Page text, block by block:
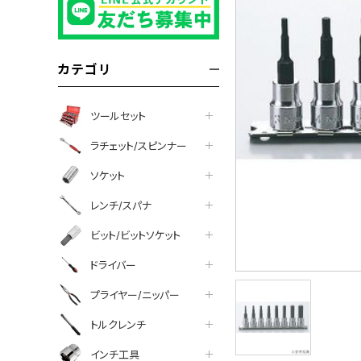
カテゴリ
ツールセット
ラチェット/スピンナー
ソケット
レンチ/スパナ
ビット/ビットソケット
ドライバー
プライヤー/ニッパー
トルクレンチ
インチ工具